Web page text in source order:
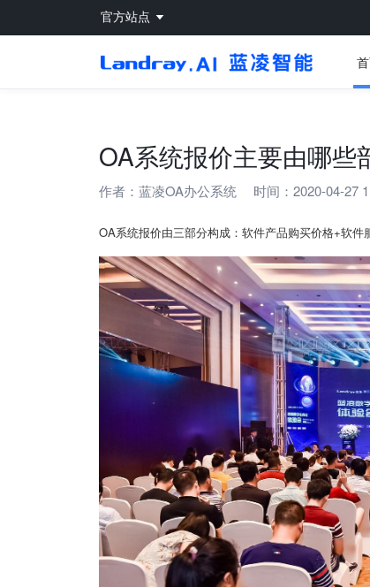
官方站点
OA系统报价主要由哪些
作者： 蓝凌OA办公系统 时间：2020-04-27
OA系统报价由三部分构成：软件产品购买价格+软件